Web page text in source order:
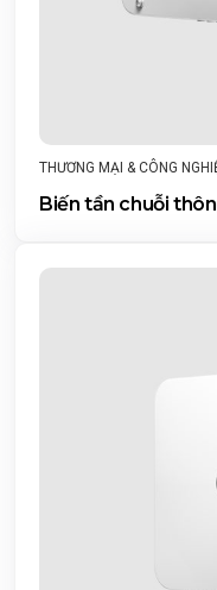
THƯƠNG MẠI & CÔNG
Biến tần chuỗi